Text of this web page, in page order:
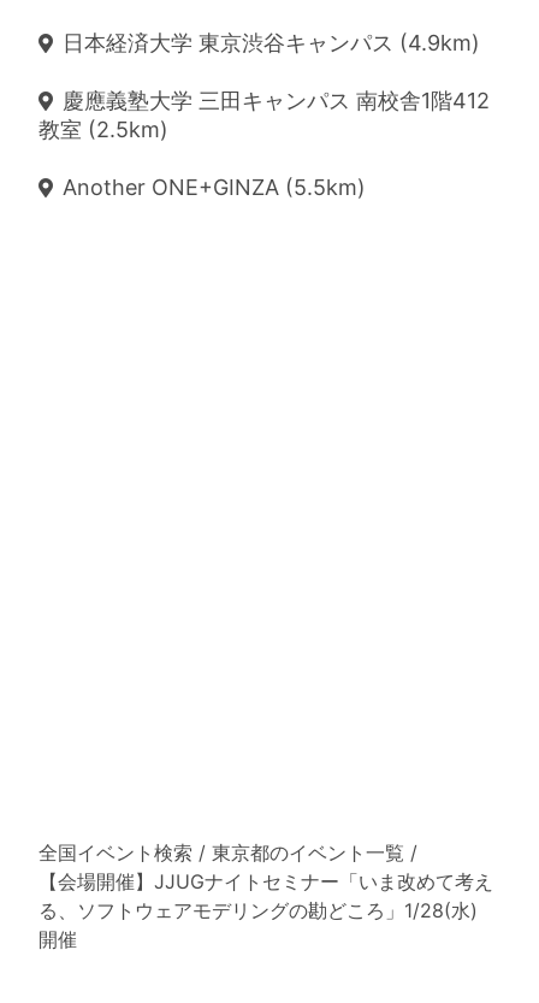
日本経済大学 東京渋谷キャンパス (4.9km)
慶應義塾大学 三田キャンパス 南校舎1階412
教室 (2.5km)
Another ONE+GINZA (5.5km)
全国イベント検索 / 東京都のイベント一覧 /
【会場開催】JJUGナイトセミナー「いま改めて考え
る、ソフトウェアモデリングの勘どころ」1/28(水)
開催